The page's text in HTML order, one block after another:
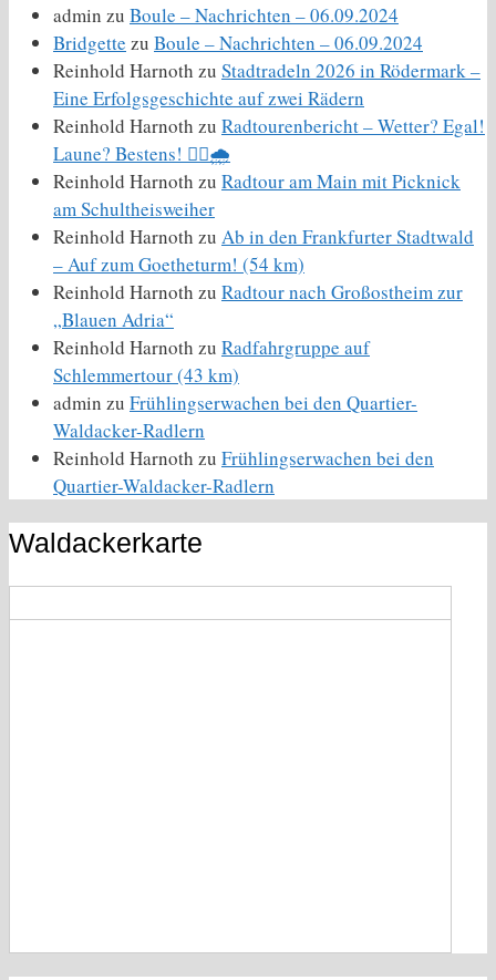
admin zu Boule – Nachrichten – 06.09.2024
Bridgette zu Boule – Nachrichten – 06.09.2024
Reinhold Harnoth zu Stadtradeln 2026 in Rödermark –
Eine Erfolgsgeschichte auf zwei Rädern
Reinhold Harnoth zu Radtourenbericht – Wetter? Egal!
Laune? Bestens! 🚴‍♀️🌧️
Reinhold Harnoth zu Radtour am Main mit Picknick
am Schultheisweiher
Reinhold Harnoth zu Ab in den Frankfurter Stadtwald
– Auf zum Goetheturm! (54 km)
Reinhold Harnoth zu Radtour nach Großostheim zur
„Blauen Adria“
Reinhold Harnoth zu Radfahrgruppe auf
Schlemmertour (43 km)
admin zu Frühlingserwachen bei den Quartier-
Waldacker-Radlern
Reinhold Harnoth zu Frühlingserwachen bei den
Quartier-Waldacker-Radlern
Waldackerkarte